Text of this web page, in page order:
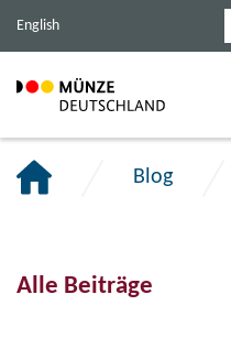
Haupt-
anspringen.
Inhalt
anspringen.
Footer
anspringen.
English
Blog
Alle Beiträge